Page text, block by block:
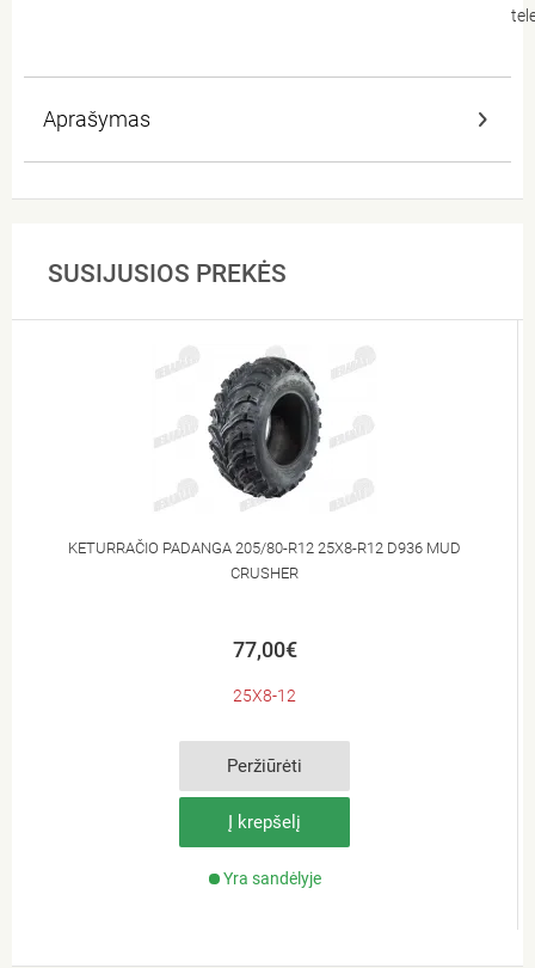
Aprašymas
SUSIJUSIOS PREKĖS
KETURRAČIO PADANGA 205/80-R12 25X8-R12 D936 MUD
CRUSHER
77,00€
25X8-12
Peržiūrėti
Į krepšelį
Yra sandėlyje